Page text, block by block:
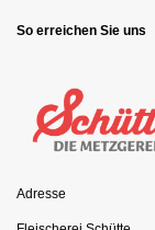
So erreichen Sie uns
Adresse